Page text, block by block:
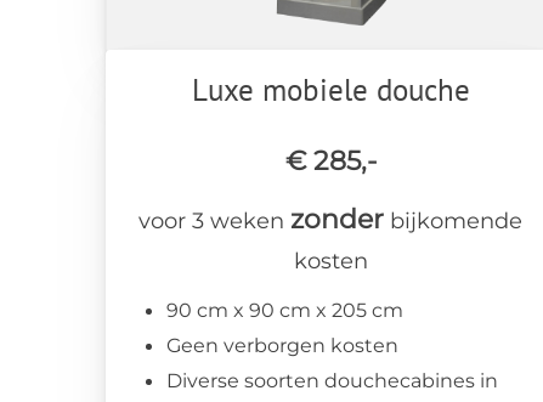
Luxe mobiele douche
€ 285,-
voor 3 weken zonder bijkomende
kosten
90 cm x 90 cm x 205 cm
Geen verborgen kosten
Diverse soorten douchecabines in